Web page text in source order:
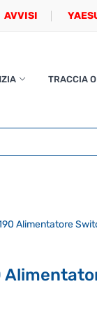
AVVISI
TRACCIA
Alimentatore